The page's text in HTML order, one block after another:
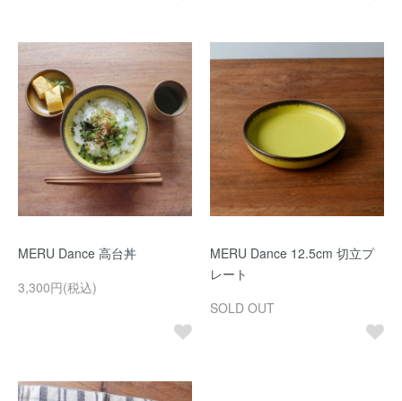
MERU Dance 高台丼
3,300円(税込)
MERU Dance 12.5cm 切立プ
レート
SOLD OUT